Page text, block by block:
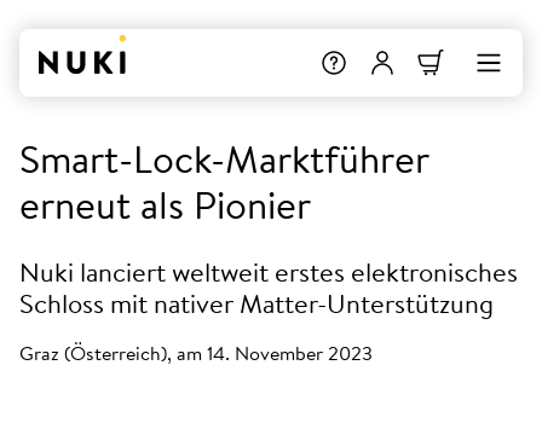
Smart-Lock-Marktführer
erneut als Pionier
Nuki lanciert weltweit erstes elektronisches
Schloss mit nativer Matter-Unterstützung
Graz (Österreich), am 14. November 2023